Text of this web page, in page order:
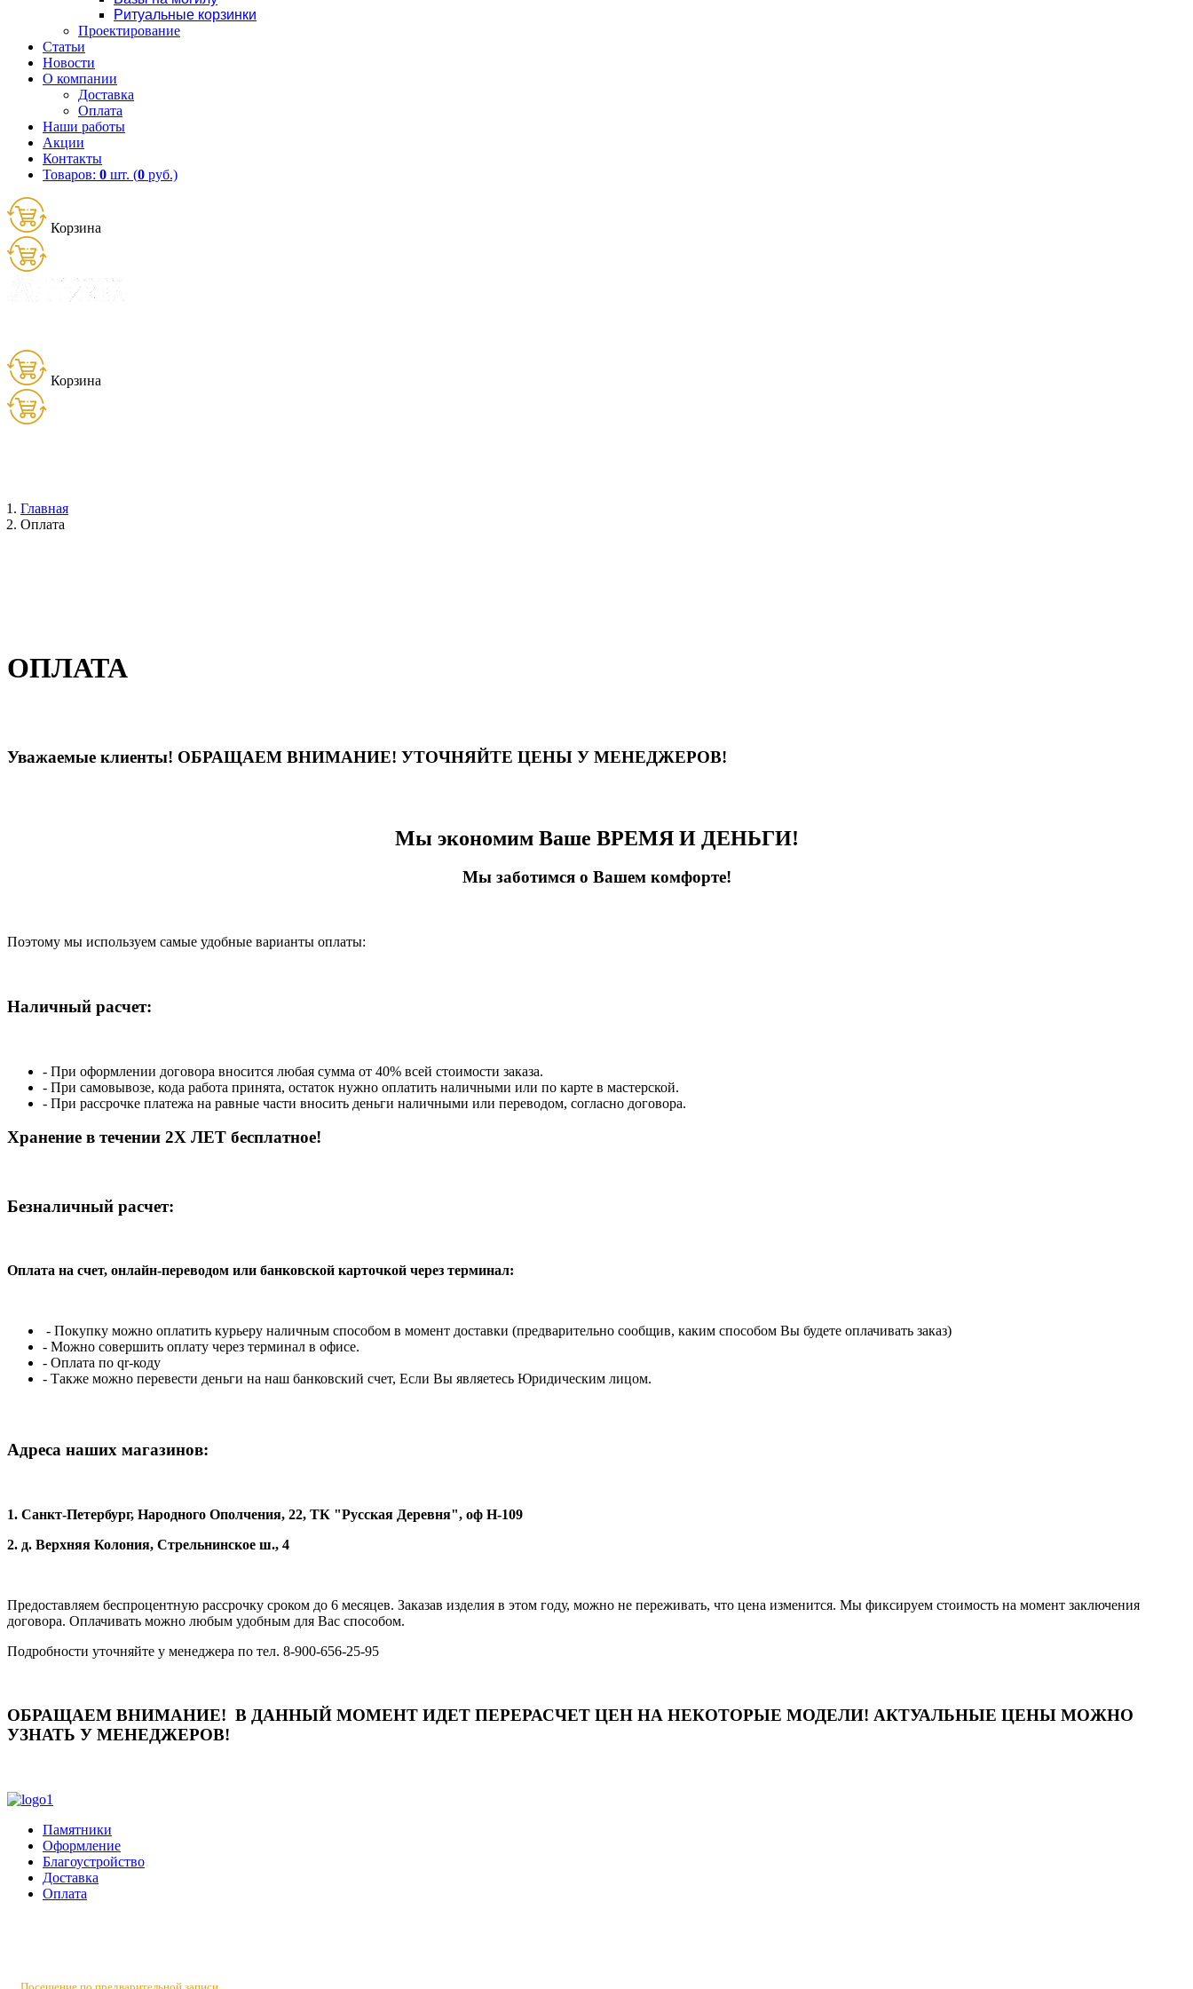
Ритуальные корзинки
Проектирование
Статьи
Новости
О компании
Доставка
Оплата
Наши работы
Акции
Контакты
Товаров: 0 шт. (0 руб.)
Корзина
Корзина
Главная
Оплата
ОПЛАТА
Уважаемые клиенты! ОБРАЩАЕМ ВНИМАНИЕ! УТОЧНЯЙТЕ ЦЕНЫ У МЕНЕДЖЕРОВ!
Мы экономим Ваше ВРЕМЯ И ДЕНЬГИ!
Мы заботимся о Вашем комфорте!
Поэтому мы используем самые удобные варианты оплаты:
Наличный расчет:
- При оформлении договора вносится любая сумма от 40% всей стоимости заказа.
- При самовывозе, кода работа принята, остаток нужно оплатить наличными или по карте в мастерской.
- При рассрочке платежа на равные части вносить деньги наличными или переводом, согласно договора.
Хранение в течении 2Х ЛЕТ бесплатное!
Безналичный расчет:
Оплата на счет, онлайн-переводом или банковской карточкой через терминал:
- Покупку можно оплатить курьеру наличным способом в момент доставки (предварительно сообщив, каким способом Вы будете оплачивать заказ)
- Можно совершить оплату через терминал в офисе.
- Оплата по qr-коду
- Также можно перевести деньги на наш банковский счет, Если Вы являетесь Юридическим лицом.
Адреса наших магазинов:
1. Санкт-Петербург, Народного Ополчения, 22, ТК "Русская Деревня", оф Н-109
2. д. Верхняя Колония, Стрельнинское ш., 4
Предоставляем беспроцентную рассрочку сроком до 6 месяцев. Заказав изделия в этом году, можно не переживать, что цена изменится. Мы фиксируем стоимость на момент заключения
договора. Оплачивать можно любым удобным для Вас способом.
Подробности уточняйте у менеджера по тел. 8-900-656-25-95
ОБРАЩАЕМ ВНИМАНИЕ! В ДАННЫЙ МОМЕНТ ИДЕТ ПЕРЕРАСЧЕТ ЦЕН НА НЕКОТОРЫЕ МОДЕЛИ! АКТУАЛЬНЫЕ ЦЕНЫ МОЖНО
УЗНАТЬ У МЕНЕДЖЕРОВ!
Памятники
Оформление
Благоустройство
Доставка
Оплата